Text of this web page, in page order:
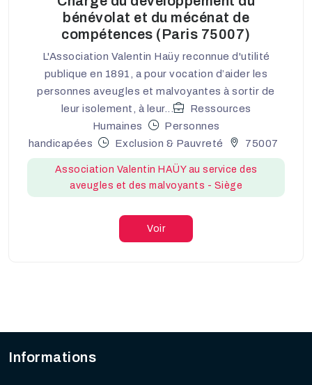
bénévolat et du mécénat de
compétences (Paris 75007)
L'Association Valentin Haüy reconnue d'utilité
publique en 1891, a pour vocation d’aider les
personnes aveugles et malvoyantes à sortir de
leur isolement, à leur...
Ressources
Humaines
Personnes
handicapées
Exclusion & Pauvreté 75007
Association Valentin HAÜY au service des
aveugles et des malvoyants - Siège
Voir
Informations